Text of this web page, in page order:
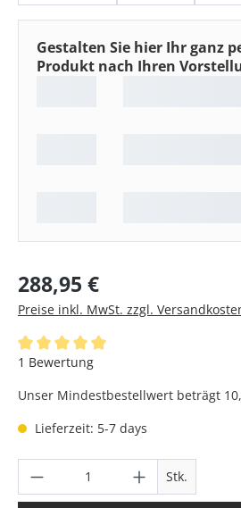
Gestalten Sie hier Ihr ganz
Produkt nach Ihren
Regulärer Preis:
288,95 €
Preise inkl. MwSt. zzgl.
Durchschnittliche Bewertung von 5
1 Bewertung
Unser Mindestbestellwert beträgt
Lieferzeit: 5-7 days
Produkt Anzahl: Gib
Stk.